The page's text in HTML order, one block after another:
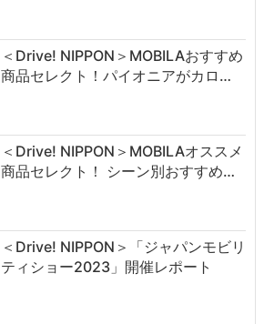
＜Drive! NIPPON＞MOBILAおすすめ
商品セレクト！パイオニアがカロ…
＜Drive! NIPPON＞MOBILAオススメ
商品セレクト！ シーン別おすすめ…
＜Drive! NIPPON＞「ジャパンモビリ
ティショー2023」開催レポート